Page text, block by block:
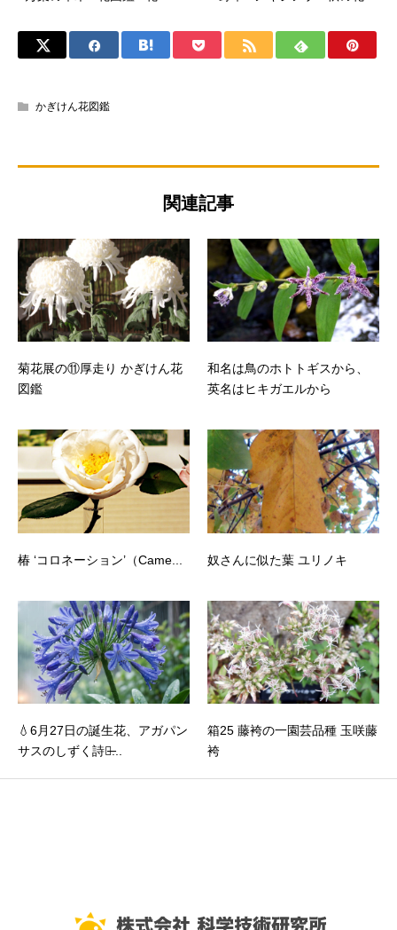
かぎけん花図鑑
関連記事
菊花展の⑪厚走り かぎけん花
図鑑
和名は鳥のホトトギスから、
英名はヒキガエルから
椿 ‘コロネーション’（Came... 奴さんに似た葉 ユリノキ
💧6月27日の誕生花、アガパン
サスのしずく詩：̶...
箱25 藤袴の一園芸品種 玉咲藤
袴